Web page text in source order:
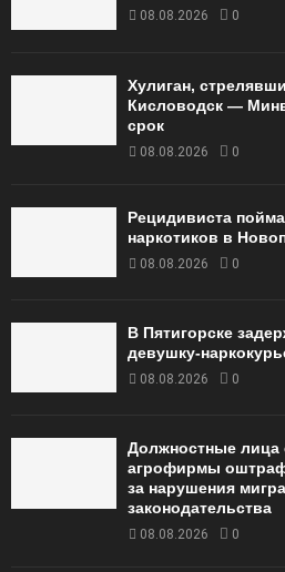
08.08.2026 0
Хулиган,
Кисловодск —
срок
08.08.2026 0
Рецидивиста
наркотиков в
08.08.2026 0
В Пятигорске
девушку-
08.08.2026 0
Должностные лица
агрофирмы
за нарушения
законодательства
08.08.2026 0